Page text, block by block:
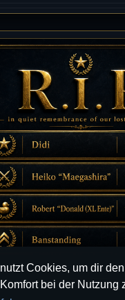
Cookies, um dir den
bei der Nutzung
/ 22:25
Aktivität:
2023, 22:48
/ 12:48
Birthday Chickpea
/ 10:08
meine Lieben!
/ 00:34
gute chickpea
geht aaaaaaaaaaaab